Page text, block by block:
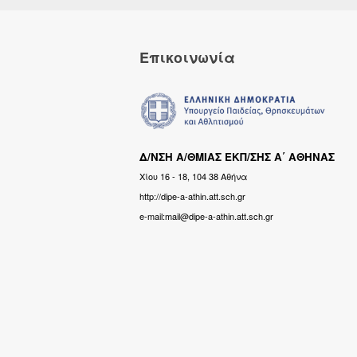
Επικοινωνία
Δ/ΝΣΗ Α/ΘΜΙΑΣ ΕΚΠ/ΣΗΣ Α΄ ΑΘΗΝΑΣ
Χίου 16 - 18, 104 38 Αθήνα
http://dipe-a-athin.att.sch.gr
e-mail:mail@dipe-a-athin.att.sch.gr